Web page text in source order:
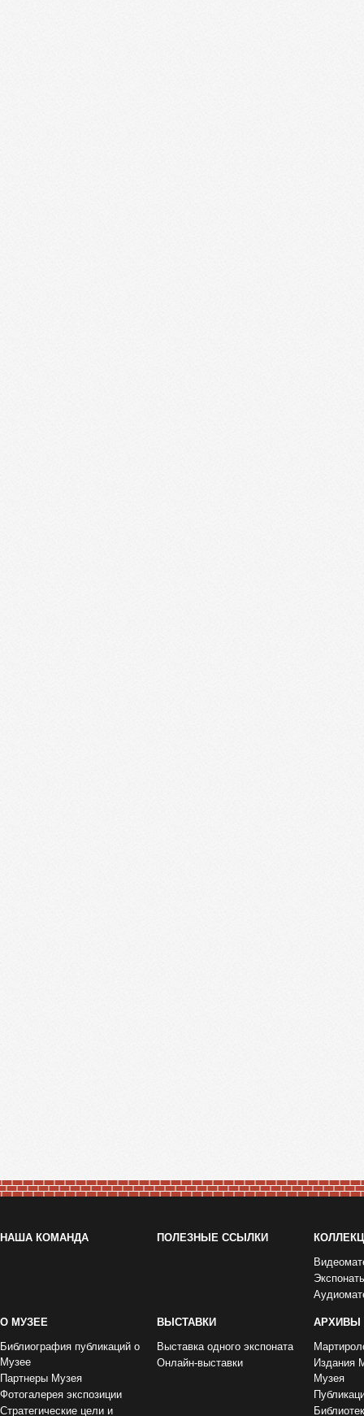
НАША КОМАНДА ПОЛЕЗНЫЕ ССЫЛКИ
О МУЗЕЕ
Библиография публикаций о
Музее
Партнеры Музея
Фотогалерея экспозиции
Стратегические цели и
ВЫСТАВКИ
Выставка одного экспоната
Онлайн-выставки
АРХИВЫ
Издания
Музея